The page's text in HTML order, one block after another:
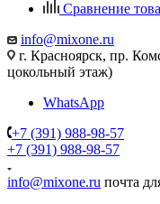
Сравнение
info@mixone.ru
г. Красноярск, пр.
цокольный этаж)
WhatsApp
+7 (391) 988-98-57
+7 (391) 988-98-57
info@mixone.ru почта